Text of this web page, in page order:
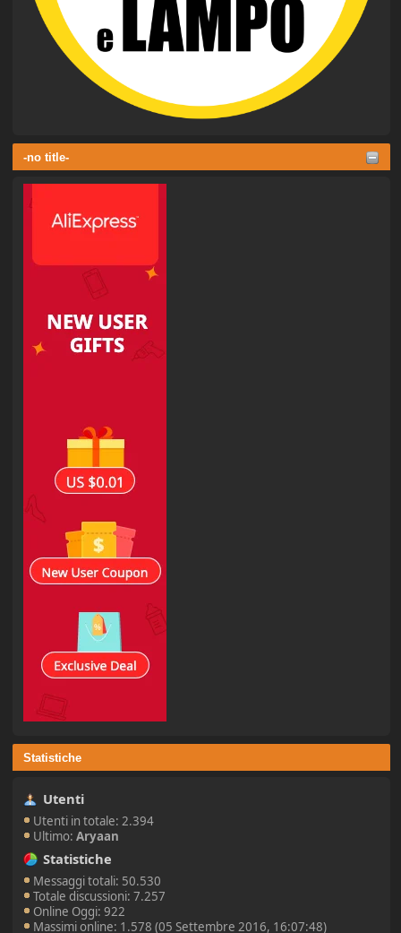
-no title-
Statistiche
Utenti
Utenti in totale: 2.394
Ultimo:Aryaan
Statistiche
Messaggi totali: 50.530
Totale discussioni: 7.257
Online Oggi: 922
Massimi online: 1.578 (05 Settembre 2016, 16:07:48)